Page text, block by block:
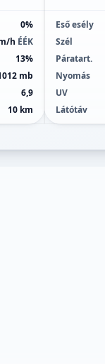
0%
h ÉÉK
13%
mb
6,9
10 km
Eső esély
Szél
Páratart.
Nyomás
UV
Látótáv